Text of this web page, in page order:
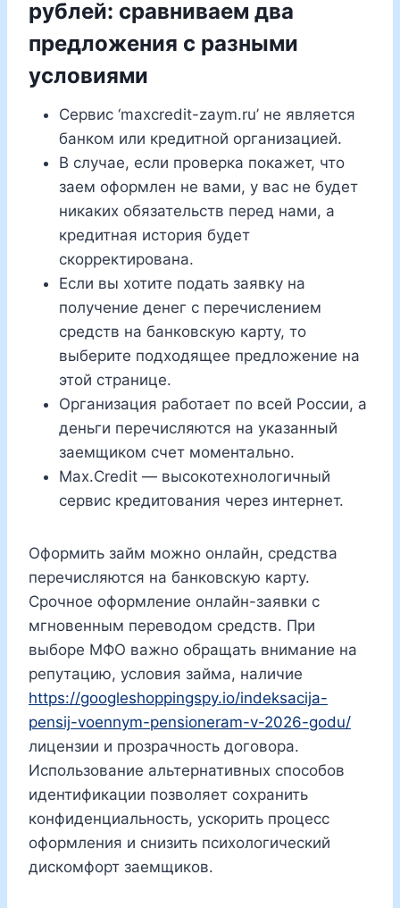
рублей: сравниваем два
предложения с разными
условиями
Сервис ‘maxcredit-zaym.ru’ не является
банком или кредитной организацией.
В случае, если проверка покажет, что
заем оформлен не вами, у вас не будет
никаких обязательств перед нами, а
кредитная история будет
скорректирована.
Если вы хотите подать заявку на
получение денег с перечислением
средств на банковскую карту, то
выберите подходящее предложение на
этой странице.
Организация работает по всей России, а
деньги перечисляются на указанный
заемщиком счет моментально.
Max.Credit — высокотехнологичный
сервис кредитования через интернет.
Оформить займ можно онлайн, средства
перечисляются на банковскую карту.
Срочное оформление онлайн-заявки с
мгновенным переводом средств. При
выборе МФО важно обращать внимание на
репутацию, условия займа, наличие
https://googleshoppingspy.io/indeksacija-
pensij-voennym-pensioneram-v-2026-godu/
лицензии и прозрачность договора.
Использование альтернативных способов
идентификации позволяет сохранить
конфиденциальность, ускорить процесс
оформления и снизить психологический
дискомфорт заемщиков.